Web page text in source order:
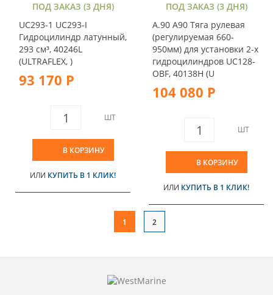
ПОД ЗАКАЗ (3 ДНЯ)
UC293-1 UC293-I
Гидроцилиндр латунный,
293 см³, 40246L
(ULTRAFLEX, )
93 170 Р
ШТ
В КОРЗИНУ
ИЛИ КУПИТЬ В 1 КЛИК!
ПОД ЗАКАЗ (3 ДНЯ)
A.90 A90 Тяга рулевая
(регулируемая 660-
950мм) для установки 2-х
гидроцилиндров UC128-
OBF, 40138H (U
104 080 Р
ШТ
В КОРЗИНУ
ИЛИ КУПИТЬ В 1 КЛИК!
1 2